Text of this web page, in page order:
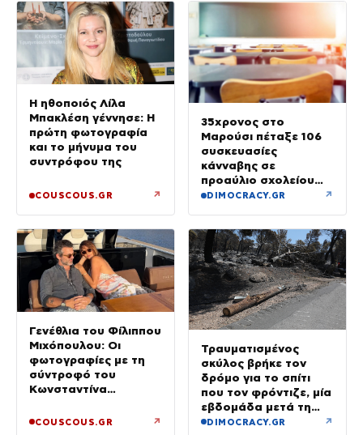
Η ηθοποιός Λίλα
Μπακλέση γέννησε: Η
πρώτη φωτογραφία
και το μήνυμα του
συντρόφου της
COUSCOUS.GR ↗
35χρονος στο
Μαρούσι πέταξε 106
συσκευασίες
κάνναβης σε
προαύλιο σχολείου
και έφυγε μόλις είδε
DIMOCRACY.GR ↗
Γενέθλια του Φίλιππου
Μιχόπουλου: Οι
φωτογραφίες με τη
σύντροφό του
Κωνσταντίνα
δημόσιο «Σ’ αγαπώ»
COUSCOUS.GR ↗
Τραυματισμένος
σκύλος βρήκε τον
δρόμο για το σπίτι
που τον φρόντιζε, μία
εβδομάδα μετά τη
φωτιά στο Πόρτο
DIMOCRACY.GR ↗